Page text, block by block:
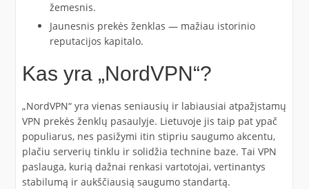
žemesnis.
Jaunesnis prekės ženklas — mažiau istorinio
reputacijos kapitalo.
Kas yra „NordVPN“?
„NordVPN“ yra vienas seniausių ir labiausiai atpažįstamų
VPN prekės ženklų pasaulyje. Lietuvoje jis taip pat ypač
populiarus, nes pasižymi itin stipriu saugumo akcentu,
plačiu serverių tinklu ir solidžia technine baze. Tai VPN
paslauga, kurią dažnai renkasi vartotojai, vertinantys
stabilumą ir aukščiausią saugumo standartą.